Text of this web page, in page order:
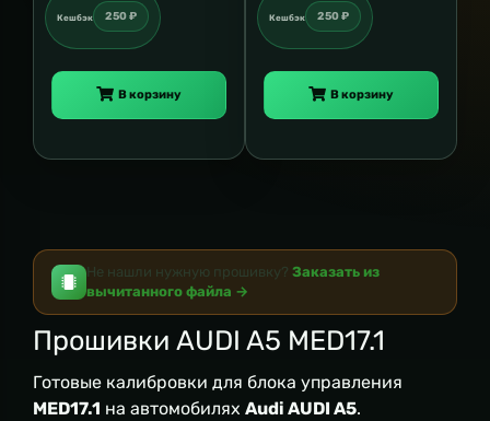
Кешбэк 250 ₽
В корзину
Кешбэк 250 ₽
В корзину
Не нашли нужную прошивку? Заказать из
вычитанного файла →
Прошивки AUDI A5 MED17.1
Готовые калибровки для блока управления
MED17.1 на автомобилях Audi AUDI A5.